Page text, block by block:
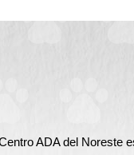
ADA del